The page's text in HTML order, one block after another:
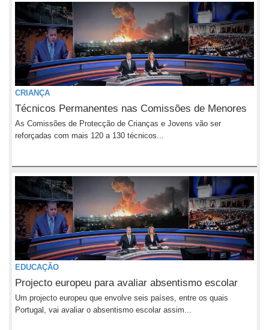
CRIANÇA
Técnicos Permanentes nas Comissões de Menores
As Comissões de Protecção de Crianças e Jovens vão ser
reforçadas com mais 120 a 130 técnicos...
EDUCAÇÃO
Projecto europeu para avaliar absentismo escolar
Um projecto europeu que envolve seis países, entre os quais
Portugal, vai avaliar o absentismo escolar assim...